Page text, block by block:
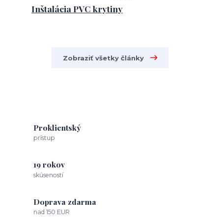
Inštalácia PVC krytiny
Zobraziť všetky články
Proklientský
prístup
19 rokov
skúseností
Doprava zdarma
nad 150 EUR